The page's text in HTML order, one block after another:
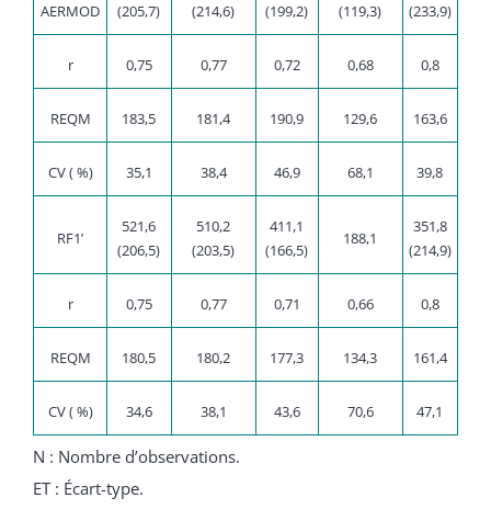
AERMOD
(205,7)
(214,6)
(199,2)
(119,3)
(233,9)
r 0,75 0,77 0,72 0,68 0,8
REQM 183,5 181,4 190,9 129,6 163,6
CV ( %) 35,1 38,4 46,9 68,1 39,8
RF1’
521,6
(206,5)
510,2
(203,5)
411,1
(166,5)
188,1
351,8
(214,9)
r 0,75 0,77 0,71 0,66 0,8
REQM 180,5 180,2 177,3 134,3 161,4
CV ( %) 34,6 38,1 43,6 70,6 47,1
N : Nombre d’observations.
ET : Écart-type.